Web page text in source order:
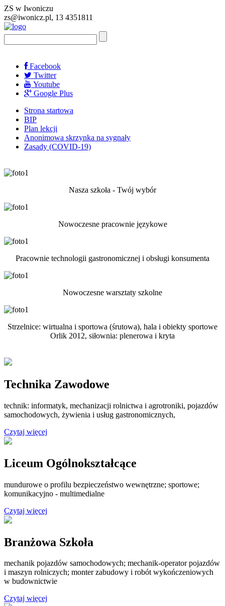
ZS w Iwoniczu
zs@iwonicz.pl, 13 4351811
Facebook
Twitter
Youtube
Google Plus
Strona startowa
BIP
Plan lekcji
Anonimowa skrzynka na sygnały
Zasady (COVID-19)
Nasza szkoła - Twój wybór
Nowoczesne pracownie językowe
Pracownie technologii gastronomicznej i obsługi konsumenta
Nowoczesne warsztaty szkolne
Strzelnice: wirtualna i sportowa (śrutowa), hala i obiekty sportowe
Orlik 2012, siłownia: plenerowa i kryta
Technika Zawodowe
technik: informatyk, mechanizacji rolnictwa i agrotroniki, pojazdów
samochodowych, żywienia i usług gastronomicznych,
Czytaj więcej
Liceum Ogólnokształcące
mundurowe o profilu bezpieczeństwo wewnętrzne; sportowe;
komunikacyjno - multimedialne
Czytaj więcej
Branżowa Szkoła
mechanik pojazdów samochodowych; mechanik-operator pojazdów
i maszyn rolniczych; monter zabudowy i robót wykończeniowych
w budownictwie
Czytaj więcej